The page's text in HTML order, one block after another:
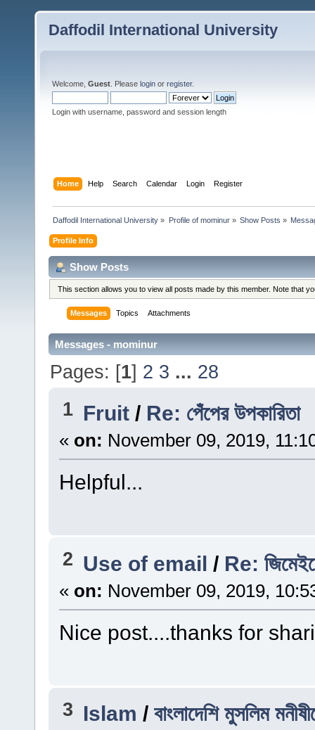
Daffodil International University
Welcome, Guest . Please login or register.
Login with username, password and session length
Home Help Search Calendar Login Register
Daffodil International University » Profile of mominur» Show Posts »
Profile Info
Show Posts
This section allows you to view all posts made by this member. Note that
Messages Topics Attachments
Messages - mominur
Pages: [1] 2 3 ... 28
1 Fruit / Re: পেঁপের উপকারিতা
« on: November 09, 2019,
Helpful...
2 Use of email / Re:
« on: November 09, 2019,
Nice post....thanks for
3 Islam /বাংলাদেশি মুসলিম